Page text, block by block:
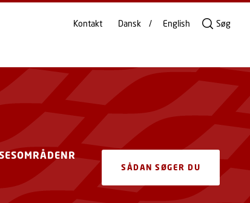
Kontakt Dansk English Søg
SÅDAN SØGER DU